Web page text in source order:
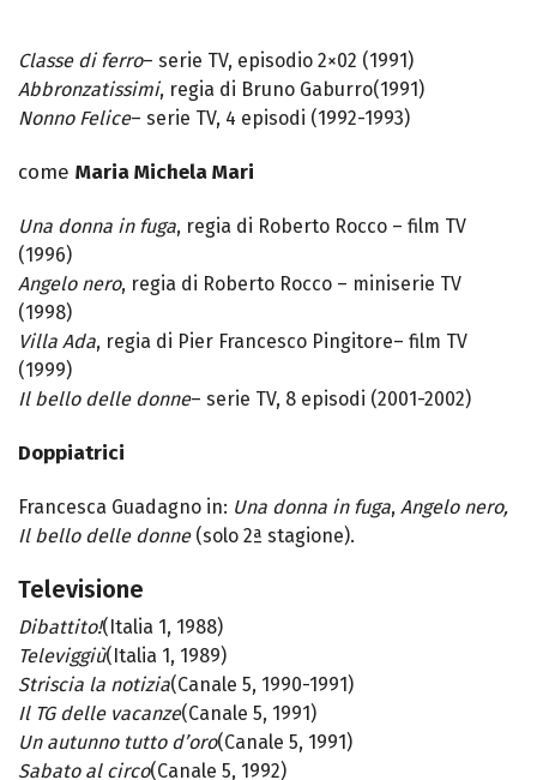
Classe di ferro– serie TV, episodio 2×02 (1991)
Abbronzatissimi, regia di Bruno Gaburro(1991)
Nonno Felice– serie TV, 4 episodi (1992-1993)
come Maria Michela Mari
Una donna in fuga, regia di Roberto Rocco – film TV
(1996)
Angelo nero, regia di Roberto Rocco – miniserie TV
(1998)
Villa Ada, regia di Pier Francesco Pingitore– film TV
(1999)
Il bello delle donne– serie TV, 8 episodi (2001-2002)
Doppiatrici
Francesca Guadagno in: Una donna in fuga, Angelo nero,
Il bello delle donne(solo 2ª stagione).
Televisione
Dibattito!(Italia 1, 1988)
Televiggiù(Italia 1, 1989)
Striscia la notizia(Canale 5, 1990-1991)
Il TG delle vacanze(Canale 5, 1991)
Un autunno tutto d’oro(Canale 5, 1991)
Sabato al circo(Canale 5, 1992)